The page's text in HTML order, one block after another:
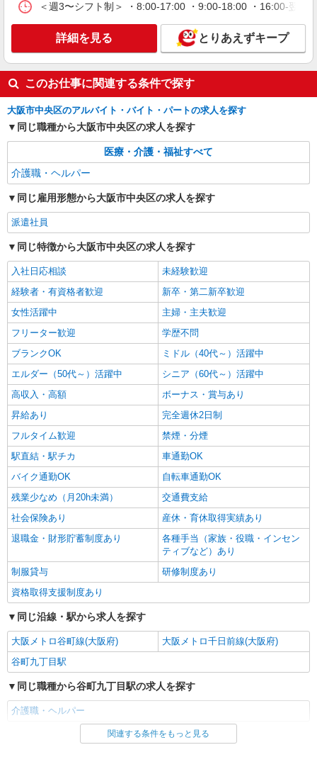
キープ 詳細を見る
株式会社kotrio /●OS-H2-2051248
谷町九丁目駅＊年齢不問◎未経験から安定した
時給1550円〜2187円 ＜日払い有/週払い有/交
通費全支給(ガソリン代含む)＞
中央区内多数
キープ 詳細を見る
派遣社員
株式会社kotrio /●OS-H2-2051106
タイパ最強！希望の働き方が叶う有料住宅のス
時給1550円〜2187円 ＜日払い有/週払い有/交
通費全支給(ガソリン代含む)＞
中央区内多数
キープ
＜週3〜シフト制＞ ・8:00-17:00 ・9:00-18:00 ・16:00-
詳細を見る とりあえずキープ
このお仕事に関連する条件で探す
大阪市中央区のアルバイト・バイト・パートの求人を探す
同じ職種から大阪市中央区の求人を探す
医療・介護・福祉すべて
介護職・ヘルパー
同じ雇用形態から大阪市中央区の求人を探す
派遣社員
同じ特徴から大阪市中央区の求人を探す
入社日応相談
未経験歓迎
経験者・有資格者歓迎
新卒・第二新卒歓迎
女性活躍中
主婦・主夫歓迎
フリーター歓迎
学歴不問
ブランクOK
ミドル（40代～）活躍中
エルダー（50代～）活躍中
シニア（60代～）活躍中
高収入・高額
ボーナス・賞与あり
昇給あり
完全週休2日制
フルタイム歓迎
禁煙・分煙
駅直結・駅チカ
車通勤OK
バイク通勤OK
自転車通勤OK
残業少なめ（月20h未満）
交通費支給
社会保険あり
産休・育休取得実績あり
退職金・財形貯蓄制度あり
各種手当（家族・役職・インセン
ティブなど）あり
制服貸与
研修制度あり
資格取得支援制度あり
同じ沿線・駅から求人を探す
大阪メトロ谷町線(大阪府)
大阪メトロ千日前線(大阪府)
谷町九丁目駅
同じ職種から谷町九丁目駅の求人を探す
介護職・ヘルパー
同じ雇用形態から谷町九丁目駅の求人を探す
関連する条件をもっと見る